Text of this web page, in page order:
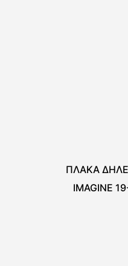
ΠΛΑΚΑ
IMAGINE